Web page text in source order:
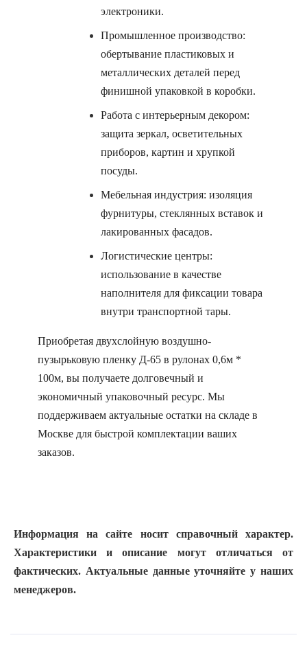
электроники.
Промышленное производство:
обертывание пластиковых и
металлических деталей перед
финишной упаковкой в коробки.
Работа с интерьерным декором:
защита зеркал, осветительных
приборов, картин и хрупкой
посуды.
Мебельная индустрия: изоляция
фурнитуры, стеклянных вставок и
лакированных фасадов.
Логистические центры:
использование в качестве
наполнителя для фиксации товара
внутри транспортной тары.
Приобретая двухслойную воздушно-
пузырьковую пленку Д-65 в рулонах 0,6м *
100м, вы получаете долговечный и
экономичный упаковочный ресурс. Мы
поддерживаем актуальные остатки на складе в
Москве для быстрой комплектации ваших
заказов.
Информация на сайте носит справочный характер.
Характеристики и описание могут отличаться от
фактических. Актуальные данные уточняйте у наших
менеджеров.